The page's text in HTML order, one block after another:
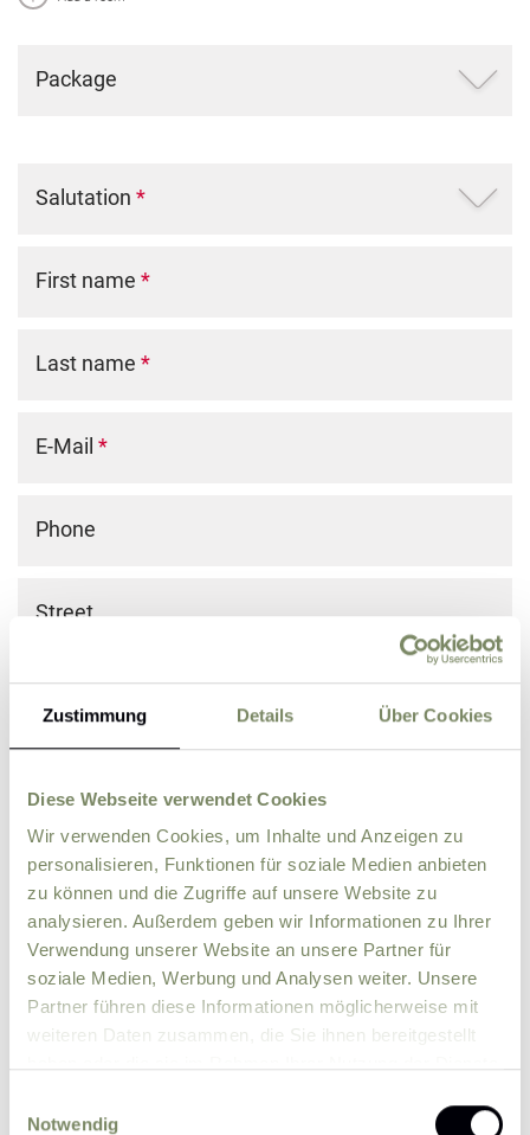
Zustimmung Details Über Cookies
Diese Webseite verwendet Cookies
Wir verwenden Cookies, um Inhalte und Anzeigen zu
personalisieren, Funktionen für soziale Medien anbieten
zu können und die Zugriffe auf unsere Website zu
analysieren. Außerdem geben wir Informationen zu Ihrer
Verwendung unserer Website an unsere Partner für
soziale Medien, Werbung und Analysen weiter. Unsere
Partner führen diese Informationen möglicherweise mit
weiteren Daten zusammen, die Sie ihnen bereitgestellt
Notwendig
Package
Salutation *
First name *
Last name *
E-Mail *
Phone
Street